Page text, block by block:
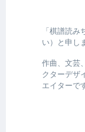
「棋譜読
い）と申し
作曲、文芸
クターデザ
エイターで